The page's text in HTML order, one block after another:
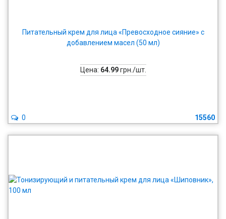
Питательный крем для лица «Превосходное сияние» с
добавлением масел (50 мл)
Цена: 64.99грн./шт.
15560
0